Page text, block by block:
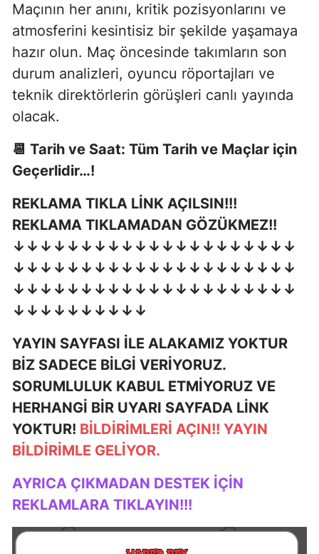
Maçının her anını, kritik pozisyonlarını ve
atmosferini kesintisiz bir şekilde yaşamaya
hazır olun. Maç öncesinde takımların son
durum analizleri, oyuncu röportajları ve
teknik direktörlerin görüşleri canlı yayında
olacak.
📆 Tarih ve Saat: Tüm Tarih ve Maçlar için
Geçerlidir…!
REKLAMA TIKLA LİNK AÇILSIN!!!
REKLAMA TIKLAMADAN GÖZÜKMEZ!!
↓↓↓↓↓↓↓↓↓↓↓↓↓↓↓↓↓↓↓↓↓
↓↓↓↓↓↓↓↓↓↓↓↓↓↓↓↓↓↓↓↓↓
↓↓↓↓↓↓↓↓↓↓↓↓↓↓↓↓↓↓↓↓↓
↓↓↓↓↓↓↓↓↓↓
YAYIN SAYFASI İLE ALAKAMIZ YOKTUR
BİZ SADECE BİLGİ VERİYORUZ.
SORUMLULUK KABUL ETMİYORUZ VE
HERHANGİ BİR UYARI SAYFADA LİNK
YOKTUR! BİLDİRİMLERİ AÇIN!! YAYIN
BİLDİRİMLE GELİYOR.
AYRICA ÇIKMADAN DESTEK İÇİN
REKLAMLARA TIKLAYIN!!!